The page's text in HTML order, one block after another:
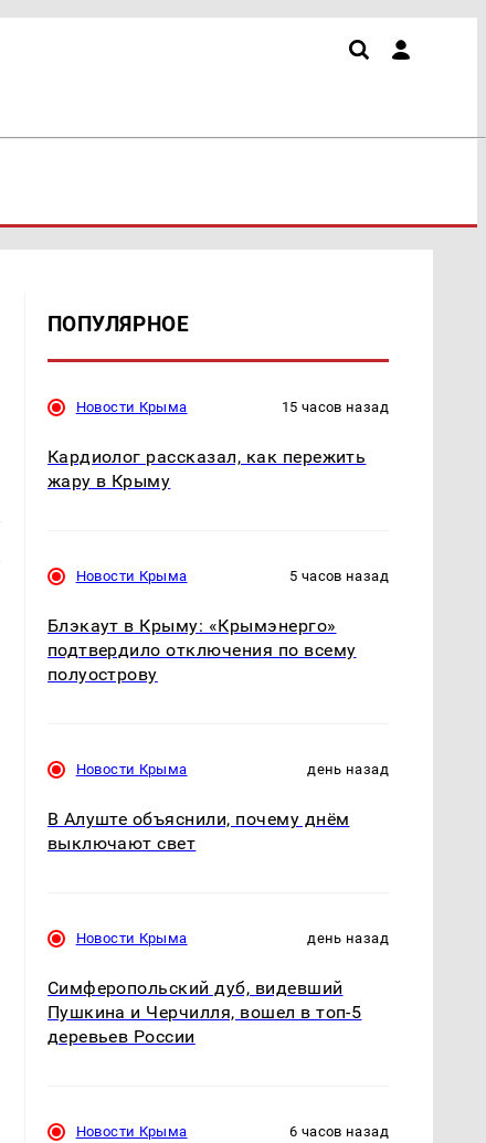
ПОПУЛЯРНОЕ
Новости Крыма 15 часов назад
Кардиолог рассказал, как пережить
жару в Крыму
Новости Крыма 5 часов назад
Блэкаут в Крыму: «Крымэнерго»
подтвердило отключения по всему
полуострову
Новости Крыма день назад
В Алуште объяснили, почему днём
выключают свет
Новости Крыма день назад
Симферопольский дуб, видевший
Пушкина и Черчилля, вошел в топ-5
деревьев России
Новости Крыма 6 часов назад